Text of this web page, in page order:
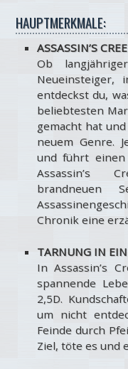
HAUPTMERKMALE:
ASSASSIN’S
Ob
Neueinsteiger,
entdeckst du,
beliebtesten
gemacht hat
neuem Genre.
und führt einen
Assassin’s
brandneuen
Chronik eine
TARNUNG IN
In Assassin’s
spannende
2,5D.
um nicht
Feinde durch
Ziel, töte es und